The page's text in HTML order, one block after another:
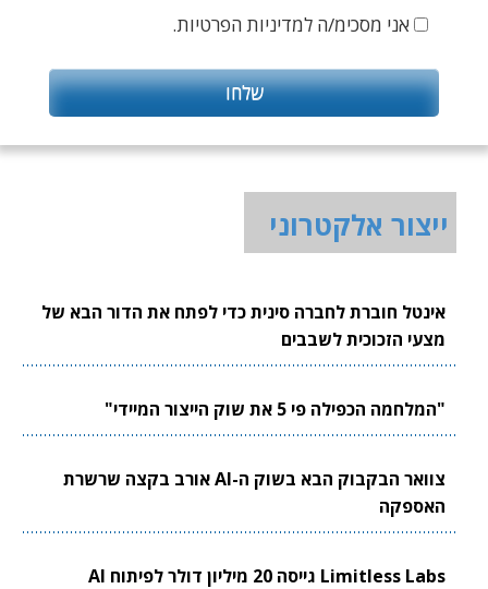
אני מסכימ/ה למדיניות הפרטיות.
ייצור אלקטרוני
אינטל חוברת לחברה סינית כדי לפתח את הדור הבא של
מצעי הזכוכית לשבבים
"המלחמה הכפילה פי 5 את שוק הייצור המיידי"
צוואר הבקבוק הבא בשוק ה-AI אורב בקצה שרשרת
האספקה
Limitless Labs גייסה 20 מיליון דולר לפיתוח AI